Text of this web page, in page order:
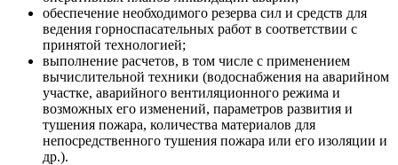
обеспечение необходимого резерва сил и средств для
ведения горноспасательных работ в соответствии с
принятой технологией;
выполнение расчетов, в том числе с применением
вычислительной техники (водоснабжения на аварийном
участке, аварийного вентиляционного режима и
возможных его изменений, параметров развития и
тушения пожара, количества материалов для
непосредственного тушения пожара или его изоляции и
др.).